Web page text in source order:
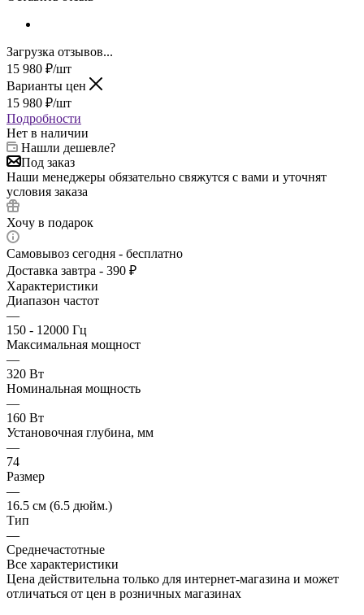
Загрузка отзывов...
15 980 ₽/шт
Варианты цен
15 980 ₽/шт
Подробности
Нет в наличии
Нашли дешевле?
Под заказ
Наши менеджеры обязательно свяжутся с вами и уточнят
условия заказа
Хочу в подарок
Самовывоз сегодня - бесплатно
Доставка завтра - 390 ₽
Характеристики
Диапазон частот
—
150 - 12000 Гц
Максимальная мощност
—
320 Вт
Номинальная мощность
—
160 Вт
Установочная глубина, мм
—
74
Размер
—
16.5 см (6.5 дюйм.)
Тип
—
Среднечастотные
Все характеристики
Цена действительна только для интернет-магазина и может
отличаться от цен в розничных магазинах